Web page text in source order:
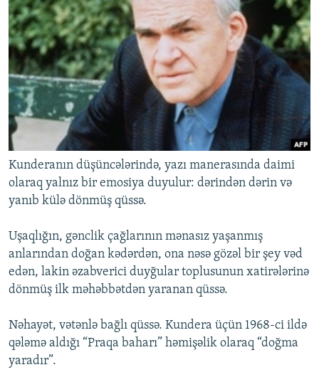
Kunderanın düşüncələrində, yazı manerasında daimi
olaraq yalnız bir emosiya duyulur: dərindən dərin və
yanıb külə dönmüş qüssə.
Uşaqlığın, gənclik çağlarının mənasız yaşanmış
anlarından doğan kədərdən, ona nəsə gözəl bir şey vəd
edən, lakin əzabverici duyğular toplusunun xatirələrinə
dönmüş ilk məhəbbətdən yaranan qüssə.
Nəhayət, vətənlə bağlı qüssə. Kundera üçün 1968-ci ildə
qələmə aldığı “Praqa baharı” həmişəlik olaraq “doğma
yaradır”.